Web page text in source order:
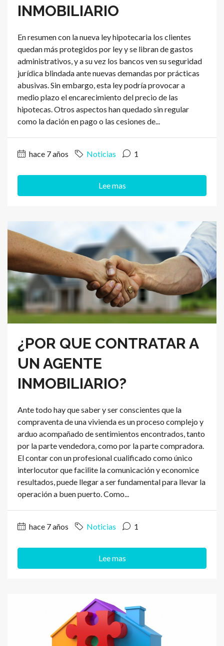
INMOBILIARIO
En resumen con la nueva ley hipotecaria los clientes
quedan más protegidos por ley y se libran de gastos
administrativos, y a su vez los bancos ven su seguridad
jurídica blindada ante nuevas demandas por prácticas
abusivas. Sin embargo, esta ley podría provocar a
medio plazo el encarecimiento del precio de las
hipotecas. Otros aspectos han quedado sin regular
como la dación en pago o las cesiones de...
hace 7 años Noticias 1
Lee mas
¿POR QUE CONTRATAR A
UN AGENTE
INMOBILIARIO?
Ante todo hay que saber y ser conscientes que la
compraventa de una vivienda es un proceso complejo y
arduo acompañado de sentimientos encontrados, tanto
por la parte vendedora, como por la parte compradora.
El contar con un profesional cualificado como único
interlocutor que facilite la comunicación y economice
resultados, puede llegar a ser fundamental para llevar la
operación a buen puerto. Como...
hace 7 años Noticias 1
Lee mas